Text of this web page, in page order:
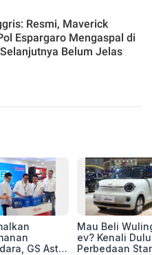
Resmi, Maverick
Espargaro Mengaspal di
Belum Jelas
GS Astra
Mau Beli
ev? Kenali Dulu
Perbedaan